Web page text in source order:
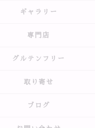
ギャラリー
専門店
グルテンフリー
取り寄せ
ブログ